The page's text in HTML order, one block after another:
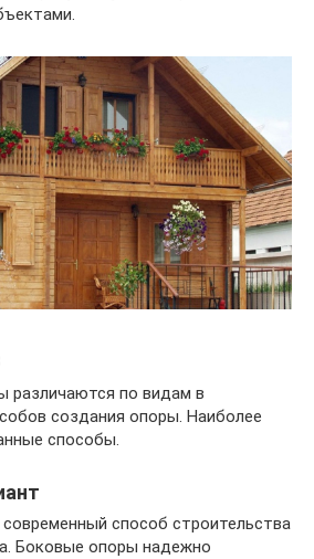
различаются по видам в
создания опоры. Наиболее
способы.
способ строительства
Боковые опоры надежно